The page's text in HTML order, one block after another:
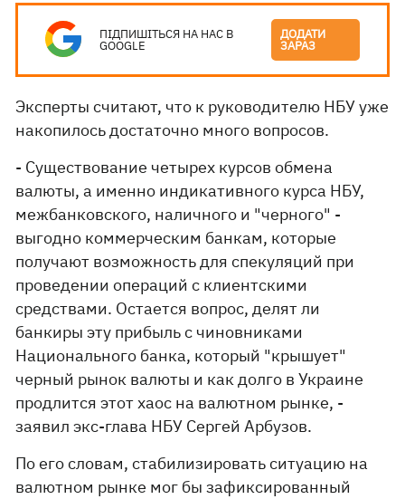
ПІДПИШІТЬСЯ НА НАС В
GOOGLE
ДОДАТИ
ЗАРАЗ
Эксперты считают, что к руководителю НБУ уже
накопилось достаточно много вопросов.
- Существование четырех курсов обмена
валюты, а именно индикативного курса НБУ,
межбанковского, наличного и "черного" -
выгодно коммерческим банкам, которые
получают возможность для спекуляций при
проведении операций с клиентскими
средствами. Остается вопрос, делят ли
банкиры эту прибыль с чиновниками
Национального банка, который "крышует"
черный рынок валюты и как долго в Украине
продлится этот хаос на валютном рынке, -
заявил экс-глава НБУ Сергей Арбузов.
По его словам, стабилизировать ситуацию на
валютном рынке мог бы зафиксированный